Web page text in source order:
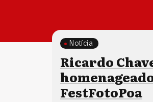
Notícia
Ricardo
FestFotoPoa